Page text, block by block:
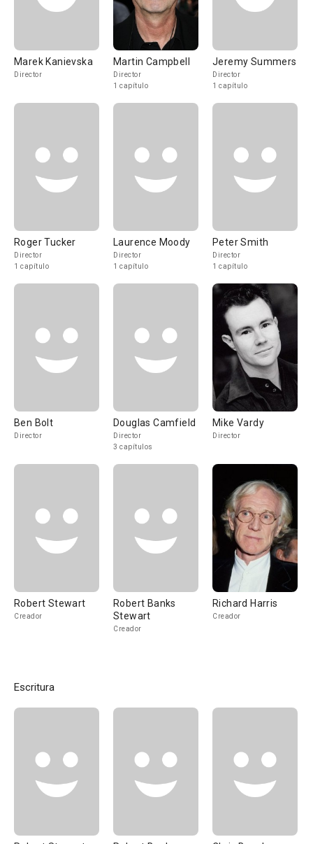
Marek Kanievska
Director
Martin Campbell
Director
1 capítulo
Jeremy Summers
Director
1 capítulo
Roger Tucker
Director
1 capítulo
Laurence Moody
Director
1 capítulo
Peter Smith
Director
1 capítulo
Ben Bolt
Director
Douglas Camfield
Director
3 capítulos
Mike Vardy
Director
Robert Stewart
Creador
Robert Banks
Stewart
Creador
Richard Harris
Creador
Escritura